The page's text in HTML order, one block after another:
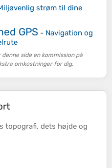
strøm til dine
GPS - Navigation og
side en kommission på
omkostninger for dig.
topografi, dets højde og